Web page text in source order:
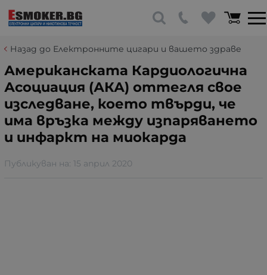
Назад до Електронните цигари и вашето здраве
Американската Кардиологична
Асоциация (АКА) оттегля свое
изследване, което твърди, че
има връзка между изпаряването
и инфаркт на миокарда
Публикуван на: 15 април 2020